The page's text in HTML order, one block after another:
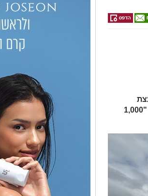
ומועצת
אוקטובר מקיימת יום זיכרון אזרחי ומחאה ארצי תחת הכותרת "1,000